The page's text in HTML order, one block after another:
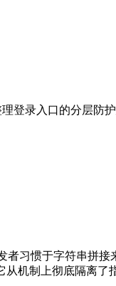
登录入口的分层防
者习惯于字符串拼
机制上彻底隔离了